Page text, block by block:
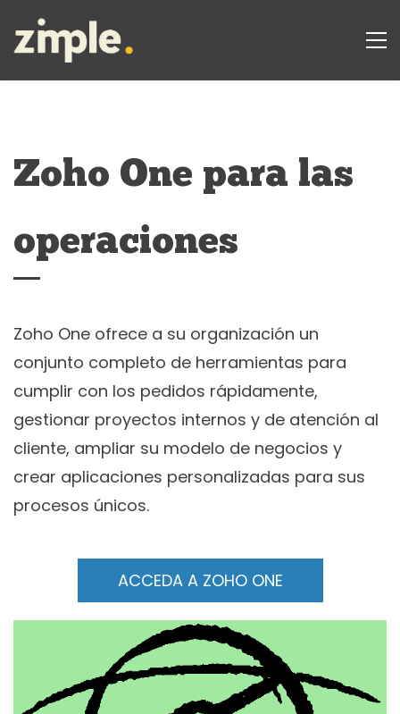
Zoho One para las
operaciones
Zoho One ofrece a su organización un
conjunto completo de herramientas para
cumplir con los pedidos rápidamente,
gestionar proyectos internos y de atención al
cliente, ampliar su modelo de negocios y
crear aplicaciones personalizadas para sus
procesos únicos.
ACCEDA A ZOHO ONE